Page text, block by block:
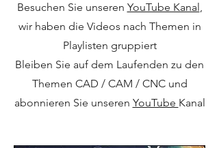
Besuchen Sie unseren YouTube Kanal,
wir haben die Videos nach Themen in
Playlisten gruppiert
Bleiben Sie auf dem Laufenden zu den
Themen CAD / CAM / CNC und
abonnieren Sie unseren YouTube Kanal